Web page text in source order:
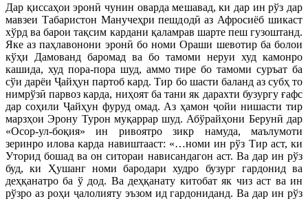
Дар қиссаҳои эронӣ чунин оварда мешавад, ки дар ин рўз дар
мавзеи Табаристон Манучеҳри пешдодӣ аз Афросиёб шикаст
хўрд ва барои тақсим кардани қаламрав шарте пеш гузоштанд.
Яке аз паҳлавонони эронӣ бо номи Ораши шевотир ба болои
кўҳи Дамованд баромад ва бо тамоми неруи худ камонро
кашида, худ пора-пора шуд, аммо тире бо тамоми суръат ба
сўи дарёи Ҷайҳун партоб кард. Тир бо шасти баланд аз субҳ то
нимрўзӣ парвоз карда, ниҳоят ба тани як дарахти бузургу ғафс
дар соҳили Ҷайҳун фуруд омад. Аз ҳамон ҷойи нишасти тир
марзҳои Эрону Турон муқаррар шуд. Абўрайҳони Берунӣ дар
«Осор-ул-боқия» ин ривоятро зикр намуда, маълумоти
зеринро илова карда навиштааст: «…номи ин рўз Тир аст, ки
Уторид бошад ва он ситораи нависандагон аст. Ва дар ин рўз
буд, ки Ҳушанг номи бародари худро бузург гардонид ва
деҳқанатро ба ў дод. Ва деҳқанату китобат як чиз аст ва ин
рўзро аз роҳи ҷалолияту эъзом ид гардониданд. Ва дар ин рўз